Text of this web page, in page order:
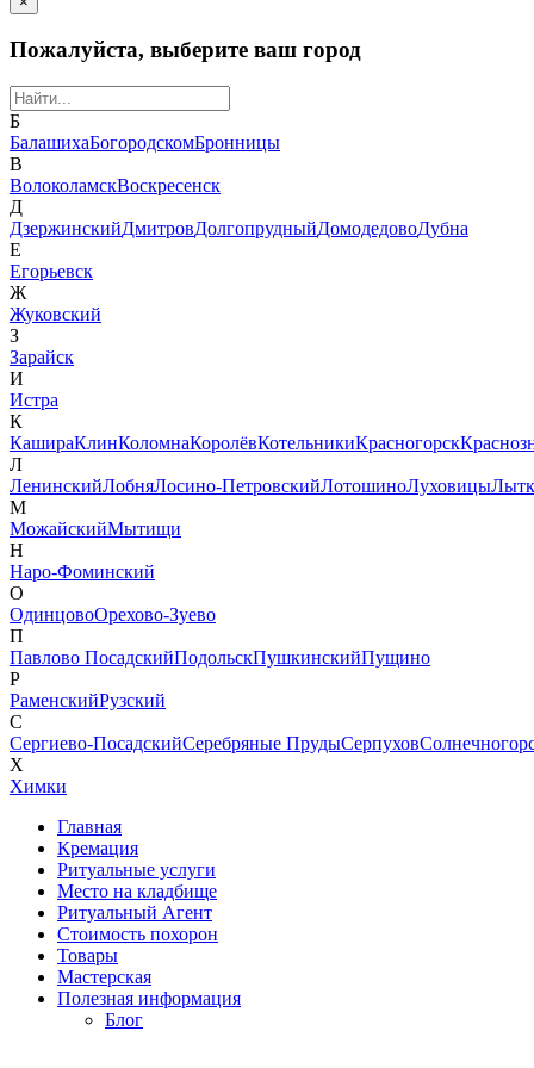
Пожалуйста, выберите ваш город
Б
БалашихаБогородскомБронницы
В
ВолоколамскВоскресенск
Д
ДзержинскийДмитровДолгопрудныйДомодедовоДубна
Е
Егорьевск
Ж
Жуковский
З
Зарайск
И
Истра
К
КашираКлинКоломнаКоролёвКотельникиКрасногорск
Л
ЛенинскийЛобняЛосино-ПетровскийЛотошиноЛуховицы
М
МожайскийМытищи
Н
Наро-Фоминский
О
ОдинцовоОрехово-Зуево
П
Павлово ПосадскийПодольскПушкинскийПущино
Р
РаменскийРузский
С
Сергиево-ПосадскийСеребряные ПрудыСерпухов
Х
Химки
Главная
Кремация
Ритуальные услуги
Место на кладбище
Ритуальный Агент
Стоимость похорон
Товары
Мастерская
Полезная информация
Блог